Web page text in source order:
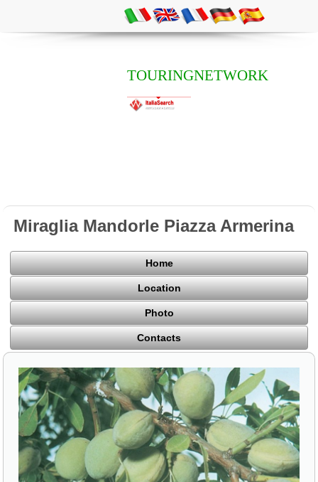
TOURINGNETWORK
Miraglia Mandorle Piazza Armerina
Home
Location
Photo
Contacts